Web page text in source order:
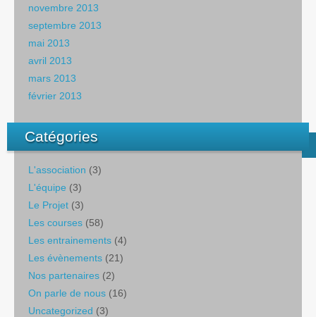
novembre 2013
septembre 2013
mai 2013
avril 2013
mars 2013
février 2013
Catégories
L'association (3)
L'équipe (3)
Le Projet (3)
Les courses (58)
Les entrainements (4)
Les évènements (21)
Nos partenaires (2)
On parle de nous (16)
Uncategorized (3)